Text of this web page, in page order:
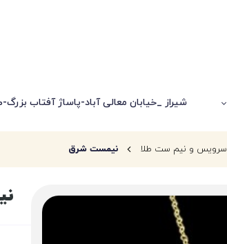
شیراز _خیابان معالی آباد-پاساژ آفتاب بزرگ-طبقه
سرویس و نیم ست طلا نیمست شرق